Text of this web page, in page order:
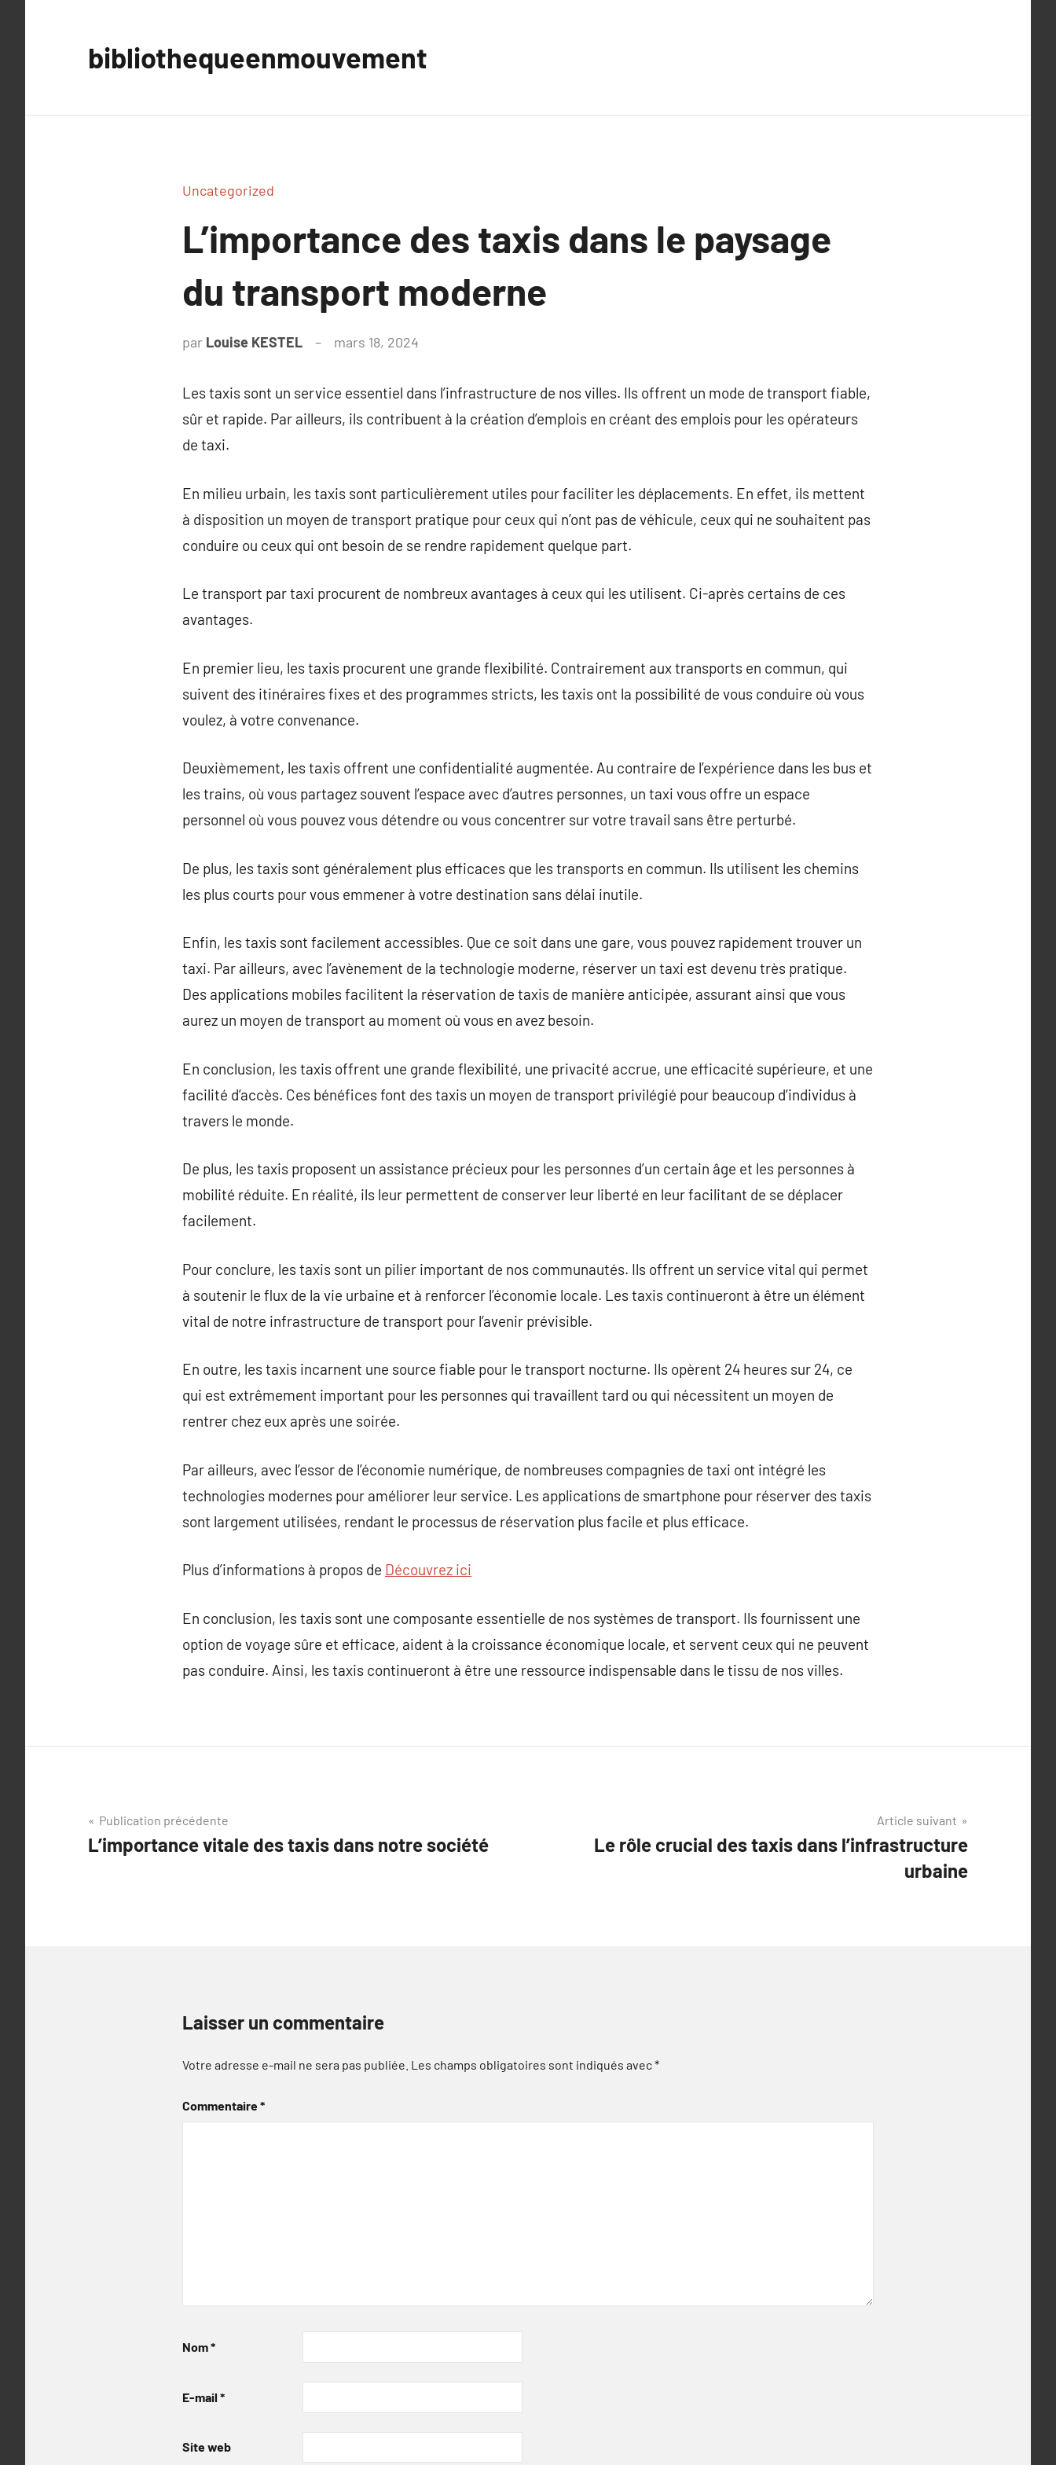
bibliothequeenmouvement
Uncategorized
L’importance des taxis dans le paysage
du transport moderne
par Louise KESTEL mars 18, 2024
Les taxis sont un service essentiel dans l’infrastructure de nos villes. Ils offrent un mode de transport fiable,
sûr et rapide. Par ailleurs, ils contribuent à la création d’emplois en créant des emplois pour les opérateurs
de taxi.
En milieu urbain, les taxis sont particulièrement utiles pour faciliter les déplacements. En effet, ils mettent
à disposition un moyen de transport pratique pour ceux qui n’ont pas de véhicule, ceux qui ne souhaitent pas
conduire ou ceux qui ont besoin de se rendre rapidement quelque part.
Le transport par taxi procurent de nombreux avantages à ceux qui les utilisent. Ci-après certains de ces
avantages.
En premier lieu, les taxis procurent une grande flexibilité. Contrairement aux transports en commun, qui
suivent des itinéraires fixes et des programmes stricts, les taxis ont la possibilité de vous conduire où vous
voulez, à votre convenance.
Deuxièmement, les taxis offrent une confidentialité augmentée. Au contraire de l’expérience dans les bus et
les trains, où vous partagez souvent l’espace avec d’autres personnes, un taxi vous offre un espace
personnel où vous pouvez vous détendre ou vous concentrer sur votre travail sans être perturbé.
De plus, les taxis sont généralement plus efficaces que les transports en commun. Ils utilisent les chemins
les plus courts pour vous emmener à votre destination sans délai inutile.
Enfin, les taxis sont facilement accessibles. Que ce soit dans une gare, vous pouvez rapidement trouver un
taxi. Par ailleurs, avec l’avènement de la technologie moderne, réserver un taxi est devenu très pratique.
Des applications mobiles facilitent la réservation de taxis de manière anticipée, assurant ainsi que vous
aurez un moyen de transport au moment où vous en avez besoin.
En conclusion, les taxis offrent une grande flexibilité, une privacité accrue, une efficacité supérieure, et une
facilité d’accès. Ces bénéfices font des taxis un moyen de transport privilégié pour beaucoup d’individus à
travers le monde.
De plus, les taxis proposent un assistance précieux pour les personnes d’un certain âge et les personnes à
mobilité réduite. En réalité, ils leur permettent de conserver leur liberté en leur facilitant de se déplacer
facilement.
Pour conclure, les taxis sont un pilier important de nos communautés. Ils offrent un service vital qui permet
à soutenir le flux de la vie urbaine et à renforcer l’économie locale. Les taxis continueront à être un élément
vital de notre infrastructure de transport pour l’avenir prévisible.
En outre, les taxis incarnent une source fiable pour le transport nocturne. Ils opèrent 24 heures sur 24, ce
qui est extrêmement important pour les personnes qui travaillent tard ou qui nécessitent un moyen de
rentrer chez eux après une soirée.
Par ailleurs, avec l’essor de l’économie numérique, de nombreuses compagnies de taxi ont intégré les
technologies modernes pour améliorer leur service. Les applications de smartphone pour réserver des taxis
sont largement utilisées, rendant le processus de réservation plus facile et plus efficace.
Plus d’informations à propos de Découvrez ici
En conclusion, les taxis sont une composante essentielle de nos systèmes de transport. Ils fournissent une
option de voyage sûre et efficace, aident à la croissance économique locale, et servent ceux qui ne peuvent
pas conduire. Ainsi, les taxis continueront à être une ressource indispensable dans le tissu de nos villes.
Navigation
de
Publication précédente
L’importance vitale des taxis dans notre société
Article suivant
Le rôle crucial des taxis dans l’infrastructure
urbaine
Laisser un commentaire
Votre adresse e-mail ne sera pas publiée. Les champs obligatoires sont indiqués avec*
Commentaire*
Nom*
E-mail *
Site web